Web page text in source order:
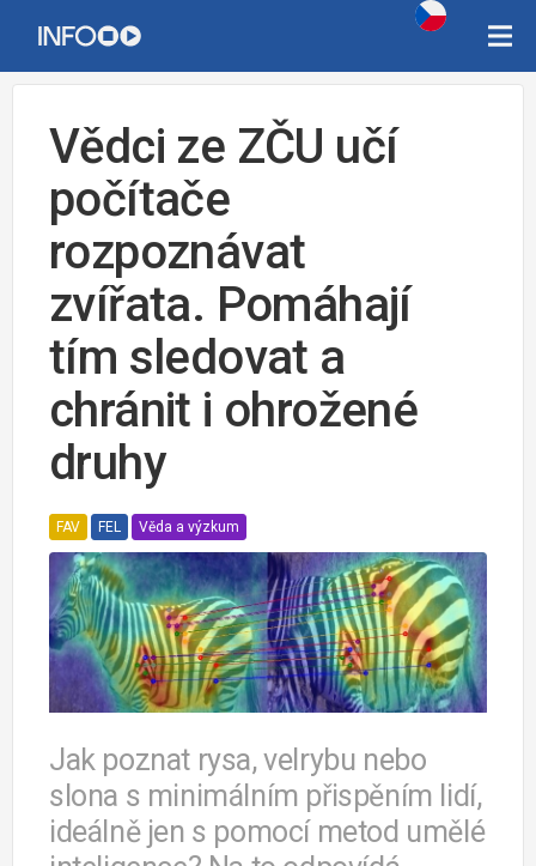
Vědci ze ZČU učí
počítače
rozpoznávat
zvířata. Pomáhají
tím sledovat a
chránit i ohrožené
druhy
FAV FEL Věda a výzkum
Jak poznat rysa, velrybu nebo
slona s minimálním přispěním lidí,
ideálně jen s pomocí metod umělé